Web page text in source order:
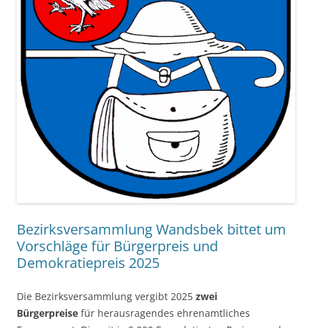
Bezirksversammlung Wandsbek bittet um
Vorschläge für Bürgerpreis und
Demokratiepreis 2025
Die Bezirksversammlung vergibt 2025 zwei
Bürgerpreise für herausragendes ehrenamtliches